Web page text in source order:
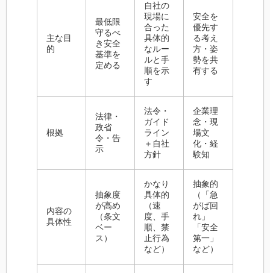
主な目
的
最低限
守るべ
き安全
基準を
定める
自社の
現場に
合った
具体的
なルー
ルと手
順を示
す
安全を
優先す
る考え
方・姿
勢を共
有する
根拠
法律・
政省
令・告
示
法令・
ガイド
ライン
＋自社
方針
企業理
念・現
場文
化・経
験知
内容の
具体性
抽象度
が高め
（条文
ベー
ス）
かなり
具体的
（速
度、手
順、禁
止行為
など）
抽象的
（「急
がば回
れ」
「安全
第一」
など）